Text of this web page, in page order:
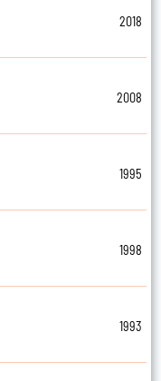
2018
2008
1995
1998
1993